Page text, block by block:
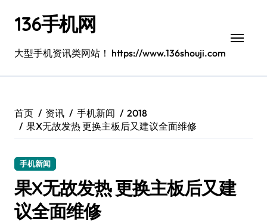
136手机网
大型手机资讯类网站！ https://www.136shouji.com
首页 资讯 手机新闻
2018
果X无故发热 更换主板后又建议全面维修
手机新闻
果X无故发热 更换主板后又建
议全面维修